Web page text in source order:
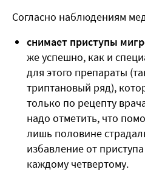
Согласно наблюдениям
снимает приступы
же успешно, как и
для этого препараты
триптановый ряд),
только по рецепту
надо отметить, что
лишь половине
избавление от
каждому четвертому.